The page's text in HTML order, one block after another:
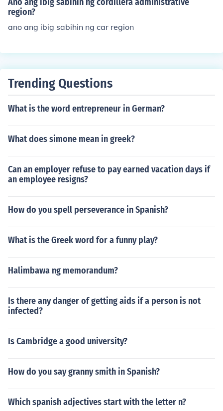
region?
ano ang ibig sabihin ng car region
Trending Questions
What is the word entrepreneur in German?
What does simone mean in greek?
Can an employer refuse to pay earned vacation days if
an employee resigns?
How do you spell perseverance in Spanish?
What is the Greek word for a funny play?
Halimbawa ng memorandum?
Is there any danger of getting aids if a person is not
infected?
Is Cambridge a good university?
How do you say granny smith in Spanish?
Which spanish adjectives start with the letter n?